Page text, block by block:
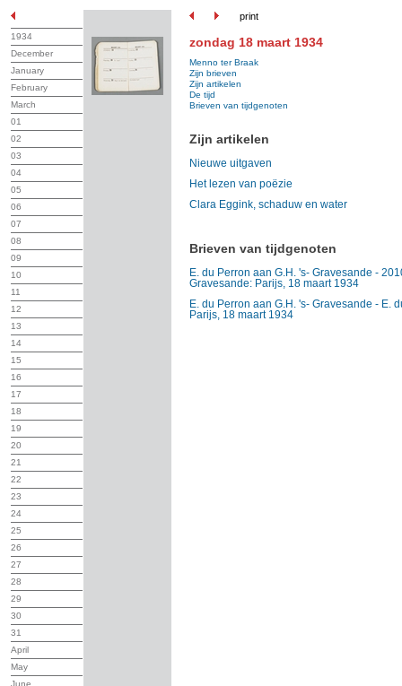
print
1934
December
January
February
March
01
02
03
04
05
06
07
08
09
10
11
12
13
14
15
16
17
18
19
20
21
22
23
24
25
26
27
28
29
30
31
April
May
June
zondag 18 maart 1934
Menno ter Braak
Zijn brieven
Zijn artikelen
De tijd
Brieven van tijdgenoten
Zijn artikelen
Nieuwe uitgaven
Het lezen van poëzie
Clara Eggink, schaduw en water
Brieven van tijdgenoten
E. du Perron aan G.H. 's- Gravesande -
Gravesande: Parijs, 18 maart 1934
E. du Perron aan G.H. 's- Gravesande - E.
Parijs, 18 maart 1934